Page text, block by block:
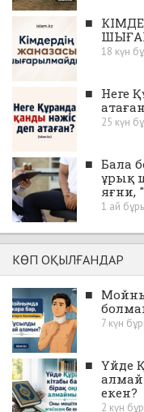
■
18 күн
■ Неге
25 күн
■ Бала
ұрық
яғни,
1 ай
КӨП ОҚЫЛҒАНДАР
■
7 күн
■ Үйде
екен?
2 күн